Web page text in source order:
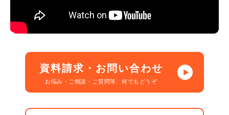
資料請求・お問い合わせ
お悩み・ご相談・ご質問等、何でもどうぞ